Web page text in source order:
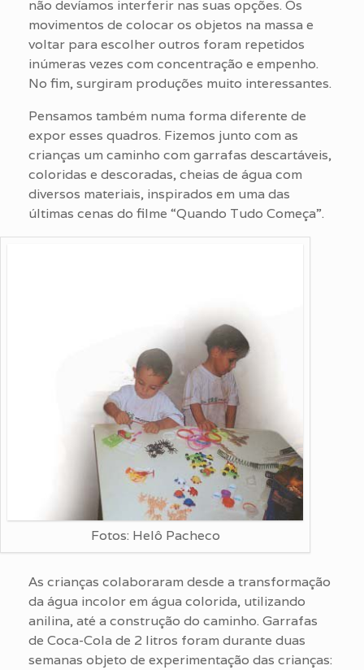
não devíamos interferir nas suas opções. Os
movimentos de colocar os objetos na massa e
voltar para escolher outros foram repetidos
inúmeras vezes com concentração e empenho.
No fim, surgiram produções muito interessantes.
Pensamos também numa forma diferente de
expor esses quadros. Fizemos junto com as
crianças um caminho com garrafas descartáveis,
coloridas e descoradas, cheias de água com
diversos materiais, inspirados em uma das
últimas cenas do filme “Quando Tudo Começa”.
Fotos: Helô Pacheco
As crianças colaboraram desde a transformação
da água incolor em água colorida, utilizando
anilina, até a construção do caminho. Garrafas
de Coca-Cola de 2 litros foram durante duas
semanas objeto de experimentação das crianças: